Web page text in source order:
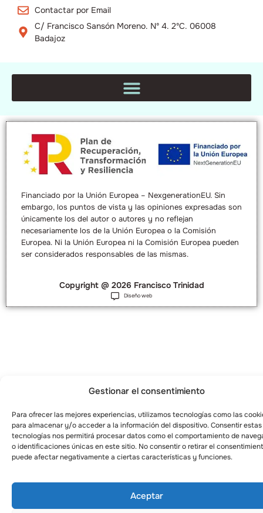
Gestionar el consentimiento
Para ofrecer las mejores experiencias, utilizamos tecnologías como las
para almacenar y/o acceder a la información del dispositivo. Consentir estas
tecnologías nos permitirá procesar datos como el comportamiento de
o identificaciones únicas en este sitio. No consentir o retirar el
puede afectar negativamente a ciertas características y funciones.
Aceptar
Contactar por Email
C/ Francisco Sansón Moreno. Nº 4. 2ºC. 06008
Badajoz
Financiado por la Unión Europea – NexgenerationEU. Sin
embargo, los puntos de vista y las opiniones expresadas son
únicamente los del autor o autores y no reflejan
necesariamente los de la Unión Europea o la Comisión
Europea. Ni la Unión Europea ni la Comisión Europea pueden
ser considerados responsables de las mismas.
Copyright @ 2026 Francisco Trinidad
Diseño web